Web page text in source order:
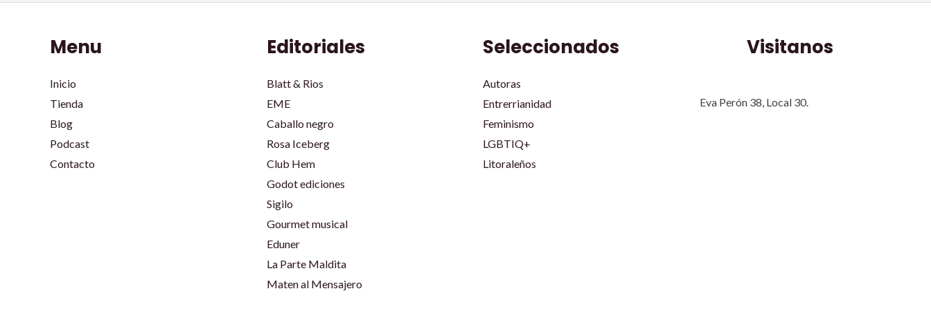
Menu
Inicio
Tienda
Blog
Podcast
Contacto
Editoriales
Blatt & Rios
EME
Caballo negro
Rosa Iceberg
Club Hem
Godot ediciones
Sigilo
Gourmet musical
Eduner
La Parte Maldita
Maten al Mensajero
Seleccionados
Autoras
Entrerrianidad
Feminismo
LGBTIQ+
Litoraleños
Visitanos
Eva Perón 38, Local 30.